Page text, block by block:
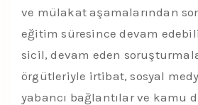
ve mülakat aşamalarından
eğitim süresince devam
sicil, devam eden
örgütleriyle irtibat, sosyal
yabancı bağlantılar ve kamu